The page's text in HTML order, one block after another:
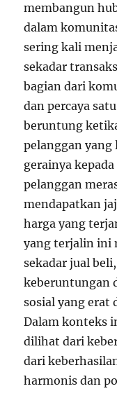
membangun
dalam
sering kali
sekadar
bagian dari
dan percaya
beruntung
pelanggan
gerainya
pelanggan
mendapatkan
harga yang
yang terjalin ini
sekadar jual
keberuntungan
sosial yang erat
Dalam konteks
dilihat dari
dari
harmonis dan